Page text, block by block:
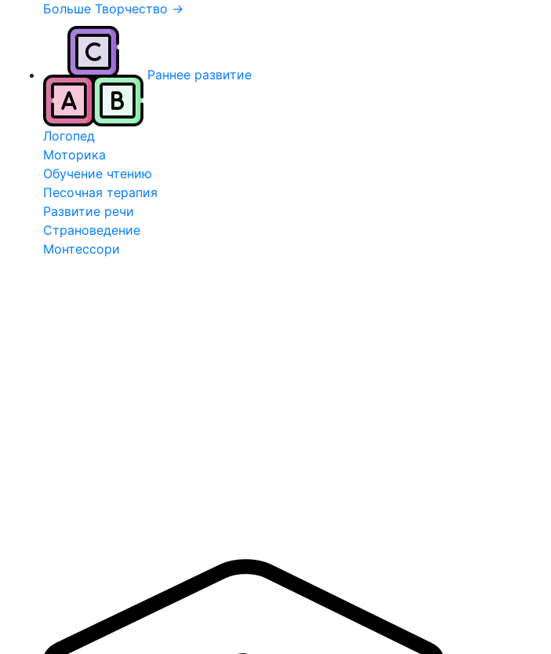
Больше Творчество →
Раннее развитие
Логопед
Моторика
Обучение чтению
Песочная терапия
Развитие речи
Страноведение
Монтессори